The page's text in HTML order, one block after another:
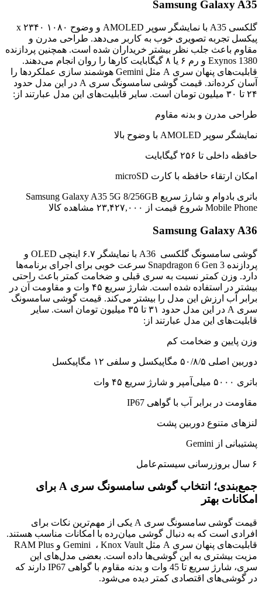
Samsung Galaxy A35
گلکسی A35 با نمایشگر سوپر AMOLED و وضوح ۱۰۸۰ x ۲۳۴۰
پیکسل تجربه تصویری خوب به کاربر می‌دهد. طراحی مدرن و
مقاوم باعث جلب نظر بیشتر خریداران شده است. همچنین پردازنده
Exynos 1380 و رم ۶ یا ۸ گیگابایت کارها را روان انجام می‌دهند.
قابلیت‌های پنهان سری A مثل Gemini هوشمند سازی عملکردها را
آسان کرده‌اند. قیمت گوشی سامسونگ سری A در این مدل حدود
۲۴ تا ۳۰ میلیون تومان است. سایر قابلیت‌های این مدل عبارتند از:
طراحی مدرن و بدنه مقاوم
نمایشگر سوپر AMOLED با وضوح بالا
حافظه داخلی تا ۲۵۶ گیگابایت
امکان ارتقاء حافظه با کارت microSD
باتری بادوام و شارژ سریع Samsung Galaxy A35 5G 8/256GB
Mobile Phone شروع قیمت از ۲۳,۴۲۷,۰۰۰ مشاهده کالا
Samsung Galaxy A36
گوشی سامسونگ گلکسی A36 با نمایشگر ۶.۷ اینچی OLED و
پردازنده Snapdragon 6 Gen 3 سرعت خوبی برای اجرای برنامه‌ها
دارد. وزن کمتر نسبت به سری قبلی و ضخامت کمتر باعث راحتی
بیشتر در استفاده شده است. شارژ سریع ۴۵ وات و مقاومت آن در
برابر آب ارزش این مدل را بیشتر می‌کند. قیمت گوشی سامسونگ
سری A در این مدل حدود ۳۱ تا ۳۵ میلیون تومان است. سایر
قابلیت‌های این مدل عبارتند از:
وزن پایین‌ و ضخامت کم
دوربین اصلی ۵۰/۸/۵ مگاپیکسل و سلفی ۱۲ مگاپیکسل
باتری ۵۰۰۰ میلی‌آمپر و شارژ سریع ۴۵ وات
مقاومت در برابر آب با گواهی IP67
لنزهای متنوع دوربین پشت
پشتیبانی از Gemini
۶ سال بروزرسانی سیستم‌عامل
جمع‌بندی؛ انتخاب گوشی سامسونگ سری A برای
امکانات بهتر
قیمت گوشی سامسونگ سری A یکی از مهم‌ترین نکات برای
افرادی است که به دنبال گوشی میان‌رده با امکانات مناسب هستند.
قابلیت‌های پنهان سری A مثل Gemini ، Knox Vault و RAM Plus
مزیت بیشتری به این گوشی‌ها داده است. بعضی مدل‌های این
سری، شارژ سریع تا 45 وات و بدنه مقاوم با گواهی IP67 دارند که
در گوشی‌های اقتصادی کمتر دیده می‌شود.